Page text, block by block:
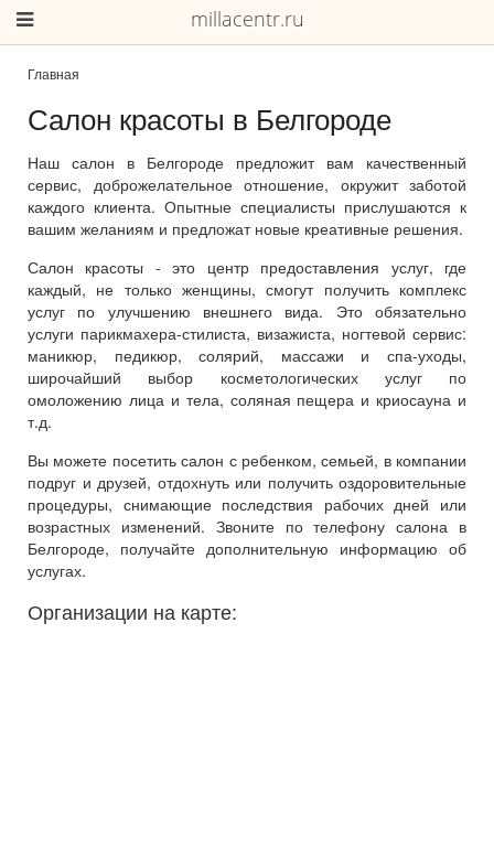
millacentr.ru
Главная
Салон красоты в Белгороде
Наш салон в Белгороде предложит вам качественный
сервис, доброжелательное отношение, окружит заботой
каждого клиента. Опытные специалисты прислушаются к
вашим желаниям и предложат новые креативные решения.
Салон красоты - это центр предоставления услуг, где
каждый, не только женщины, смогут получить комплекс
услуг по улучшению внешнего вида. Это обязательно
услуги парикмахера-стилиста, визажиста, ногтевой сервис:
маникюр, педикюр, солярий, массажи и спа-уходы,
широчайший выбор косметологических услуг по
омоложению лица и тела, соляная пещера и криосауна и
т.д.
Вы можете посетить салон с ребенком, семьей, в компании
подруг и друзей, отдохнуть или получить оздоровительные
процедуры, снимающие последствия рабочих дней или
возрастных изменений. Звоните по телефону салона в
Белгороде, получайте дополнительную информацию об
услугах.
Организации на карте: